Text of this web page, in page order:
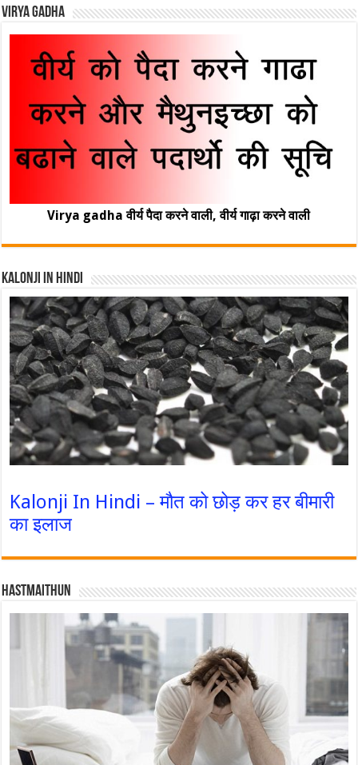
Virya Gadha
Virya gadha वीर्य पैदा करने वाली, वीर्य गाढ़ा करने वाली
Kalonji In Hindi
Kalonji In Hindi – मौत को छोड़ कर हर बीमारी
का इलाज
Hastmaithun